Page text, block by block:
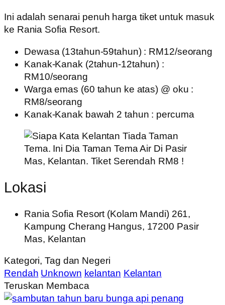
Ini adalah senarai penuh harga tiket untuk masuk
ke Rania Sofia Resort.
Dewasa (13tahun-59tahun) : RM12/seorang
Kanak-Kanak (2tahun-12tahun) :
RM10/seorang
Warga emas (60 tahun ke atas) @ oku :
RM8/seorang
Kanak-Kanak bawah 2 tahun : percuma
Lokasi
Rania Sofia Resort (Kolam Mandi) 261,
Kampung Cherang Hangus, 17200 Pasir
Mas, Kelantan
Kategori, Tag dan Negeri
Rendah Unknown kelantan Kelantan
Teruskan Membaca